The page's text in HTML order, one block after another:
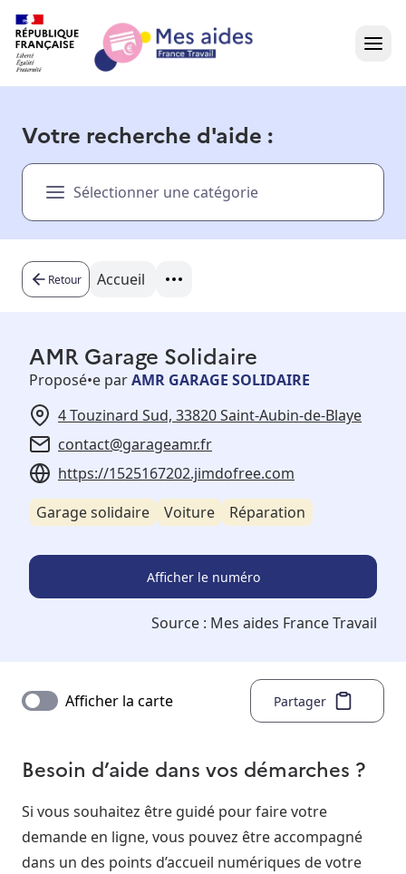
Présentation vidéo
Besoin d'aide ?
Votre recherche d'aide :
Sélectionner une catégorie
Retour Accueil
AMR Garage Solidaire
Proposé•e parAMR GARAGE SOLIDAIRE
4 Touzinard Sud, 33820 Saint-Aubin-de-Blaye
contact@garageamr.fr
https://1525167202.jimdofree.com
Garage solidaire
Voiture Réparation
Afficher le numéro
Source : Mes aides France Travail
Afficher la carte Partager
Besoin d’aide dans vos démarches ?
Si vous souhaitez être guidé pour faire votre
demande en ligne, vous pouvez être accompagné
dans un des points d’accueil numériques de votre